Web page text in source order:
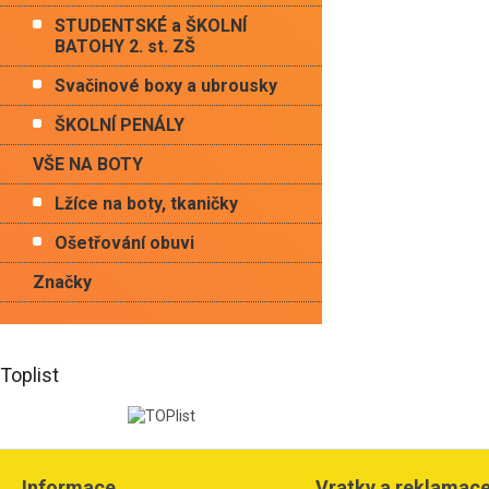
STUDENTSKÉ a ŠKOLNÍ
BATOHY 2. st. ZŠ
Svačinové boxy a ubrousky
ŠKOLNÍ PENÁLY
VŠE NA BOTY
Lžíce na boty, tkaničky
Ošetřování obuvi
Značky
Toplist
Z